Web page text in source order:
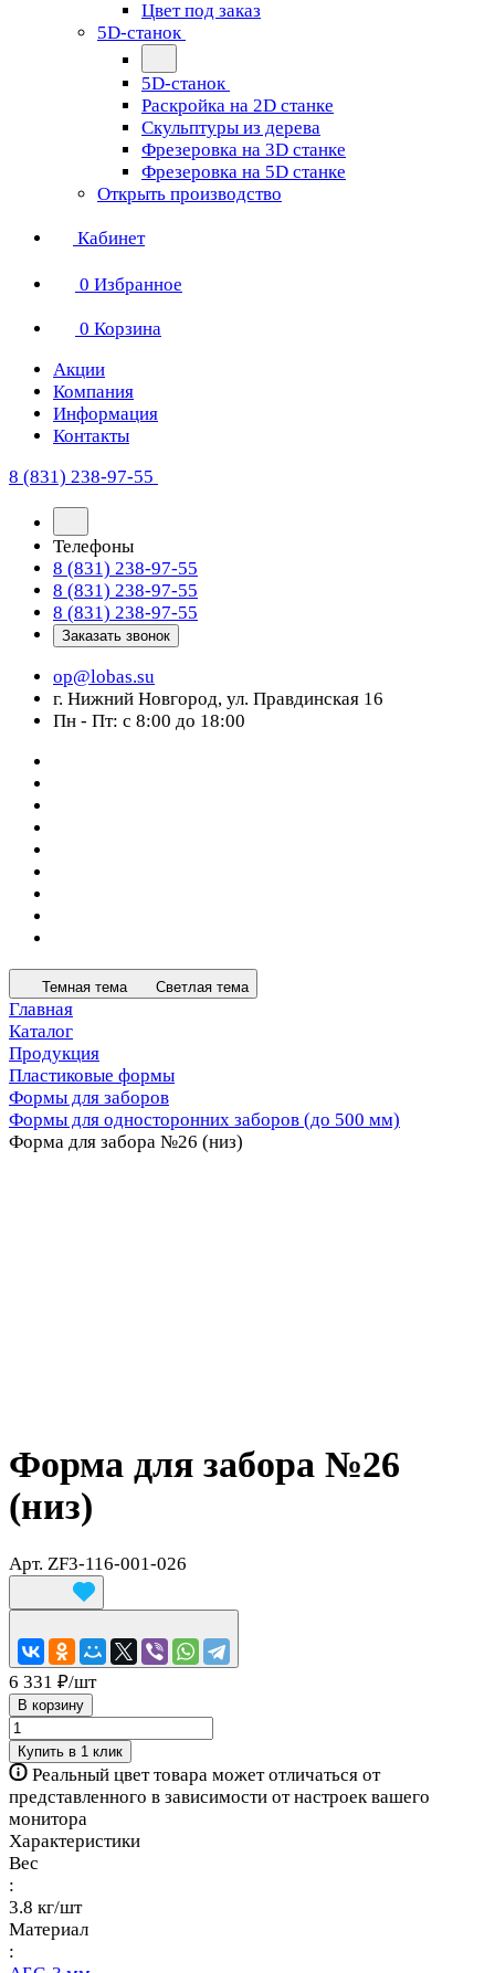
Цвет под заказ
5D-станок
5D-станок
Раскройка на 2D станке
Скульптуры из дерева
Фрезеровка на 3D станке
Фрезеровка на 5D станке
Открыть производство
Кабинет
0 Избранное
0 Корзина
Акции
Компания
Информация
Контакты
8 (831) 238-97-55
Телефоны
8 (831) 238-97-55
8 (831) 238-97-55
8 (831) 238-97-55
Заказать звонок
op@lobas.su
г. Нижний Новгород, ул. Правдинская 16
Пн - Пт: с 8:00 до 18:00
Темная тема Светлая тема
Главная
Каталог
Продукция
Пластиковые формы
Формы для заборов
Формы для односторонних заборов (до 500 мм)
Форма для забора №26 (низ)
Форма для забора №26
(низ)
Арт. ZF3-116-001-026
6 331 ₽/шт
В корзину
Купить в 1 клик
Реальный цвет товара может отличаться от
представленного в зависимости от настроек вашего
монитора
Характеристики
Вес
:
3.8 кг/шт
Материал
: